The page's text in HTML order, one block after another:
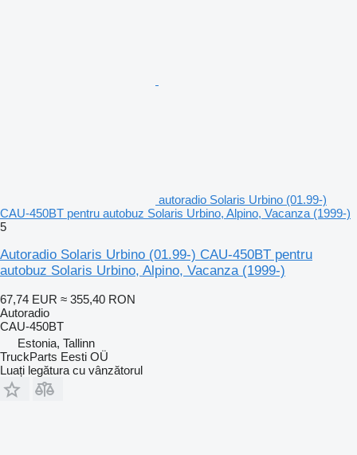
autoradio Solaris Urbino (01.99-)
CAU-450BT pentru autobuz Solaris Urbino, Alpino, Vacanza (1999-)
5
Autoradio Solaris Urbino (01.99-) CAU-450BT pentru
autobuz Solaris Urbino, Alpino, Vacanza (1999-)
67,74 EUR ≈ 355,40 RON
Autoradio
CAU-450BT
Estonia, Tallinn
TruckParts Eesti OÜ
Luați legătura cu vânzătorul